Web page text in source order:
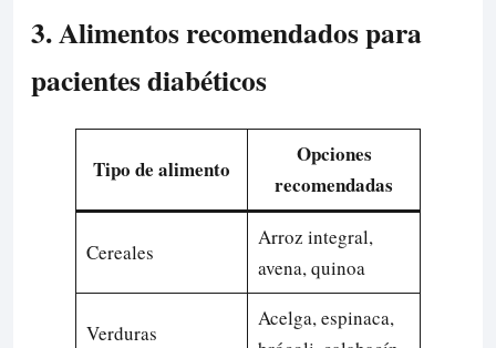
3. Alimentos recomendados para
pacientes diabéticos
Tipo de alimento
Opciones
recomendadas
Cereales
Arroz integral,
avena, quinoa
Verduras
Acelga, espinaca,